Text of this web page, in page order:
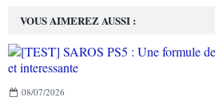
VOUS AIMEREZ AUSSI :
08/07/2026